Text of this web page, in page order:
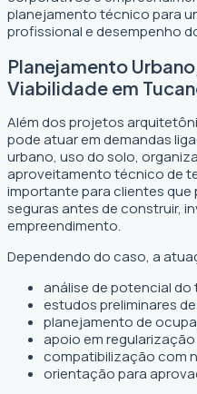
planejamento técnico para
profissional e desempenho
Planejamento
Viabilidade em
Além dos projetos
pode atuar em demandas
urbano, uso do solo,
aproveitamento técnico de
importante para clientes que
seguras antes de construir,
empreendimento.
Dependendo do caso, a
análise de potencial do
estudos preliminares
planejamento de
apoio em regularização
compatibilização com
orientação para